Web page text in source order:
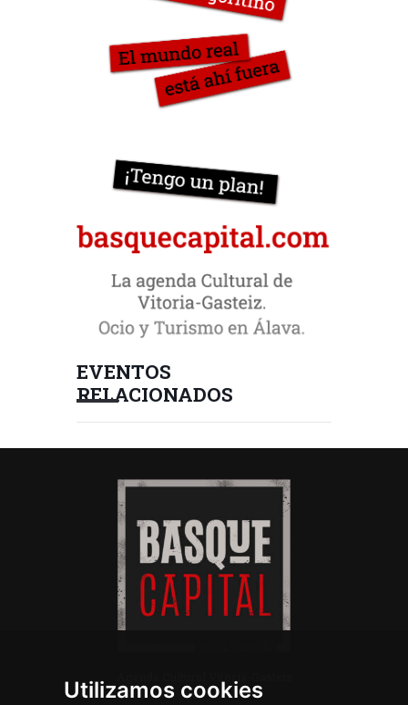
Utilizamos cookies
EVENTOS
RELACIONADOS